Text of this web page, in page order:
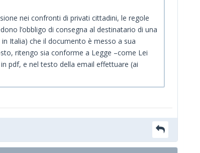
nei confronti di privati cittadini, le regole
l’obbligo di consegna al destinatario di una
Italia) che il documento è messo a sua
ritengo sia conforme a Legge –come Lei
pdf, e nel testo della email effettuare (ai